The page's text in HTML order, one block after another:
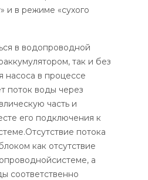
и в режиме «сухого
в водопроводной
так и без
насоса в процессе
поток воды через
часть и
его подключения к
потока
как отсутствие
а
соответственно